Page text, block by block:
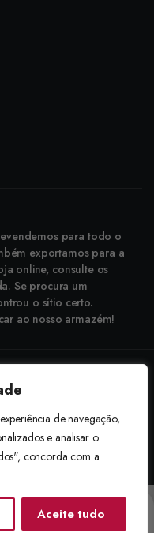
de navegação,
e analisar o
concorda com a
Aceite tudo
para todo o
exportamos para a
online, consulte os
Se procura um
o sítio certo.
ao nosso armazém!
e Envio à Cobrança